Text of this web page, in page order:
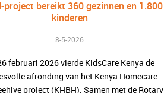
project bereikt 360 gezinnen en 1.800
kinderen
8-5-2026
februari 2026 vierde KidsCare Kenya de
afronding van het Kenya Homecare
project (KHBH). Samen met de Rotary